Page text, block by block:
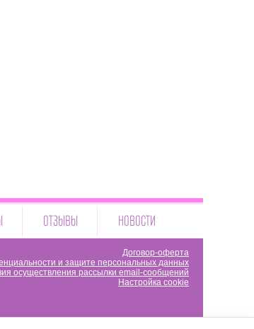
ОТЗЫВЫ НОВОСТИ
Договор-оферта
и защите персональных данных
осуществления рассылки email-сообщений
Настройка cookie